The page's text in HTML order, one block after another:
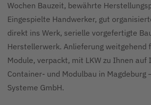
Wochen Bauzeit, bewährte
Eingespielte Handwerker, gut
direkt ins Werk, serielle vorgefertigte
Herstellerwerk. Anlieferung weitgehend
Module, verpackt, mit LKW zu Ihnen auf
Container- und Modulbau in Magdeburg
Systeme GmbH.